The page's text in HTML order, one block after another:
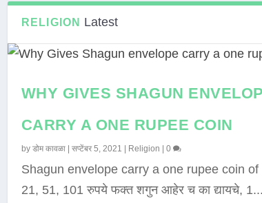
RELIGION Latest
WHY GIVES SHAGUN
CARRY A ONE RUPEE COIN
by डोम कावळा| सप्टेंबर 5, 2021 Religion 0
Shagun envelope carry a one rupee coin of
21, 51, 101 रुपये फक्त शगुन आहेर च का द्यायचे, 1...